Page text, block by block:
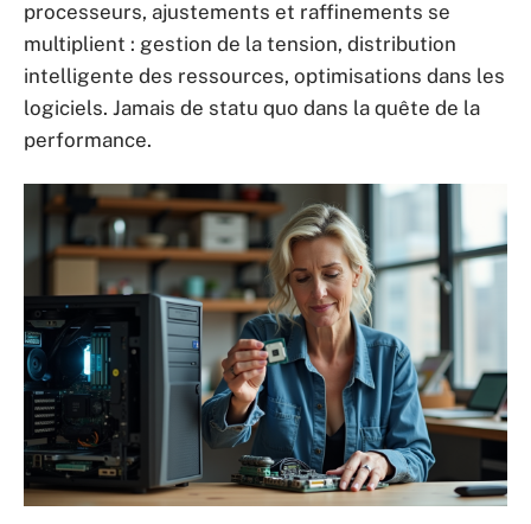
processeurs, ajustements et raffinements se
multiplient : gestion de la tension, distribution
intelligente des ressources, optimisations dans les
logiciels. Jamais de statu quo dans la quête de la
performance.